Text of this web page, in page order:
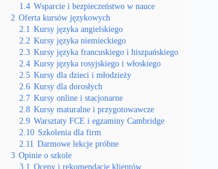
1.4 Wsparcie i bezpieczeństwo w nauce
2 Oferta kursów językowych
2.1 Kursy języka angielskiego
2.2 Kursy języka niemieckiego
2.3 Kursy języka francuskiego i hiszpańskiego
2.4 Kursy języka rosyjskiego i włoskiego
2.5 Kursy dla dzieci i młodzieży
2.6 Kursy dla dorosłych
2.7 Kursy online i stacjonarne
2.8 Kursy maturalne i przygotowawcze
2.9 Warsztaty FCE i egzaminy Cambridge
2.10 Szkolenia dla firm
2.11 Darmowe lekcje próbne
3 Opinie o szkole
3.1 Oceny i rekomendacje klientów